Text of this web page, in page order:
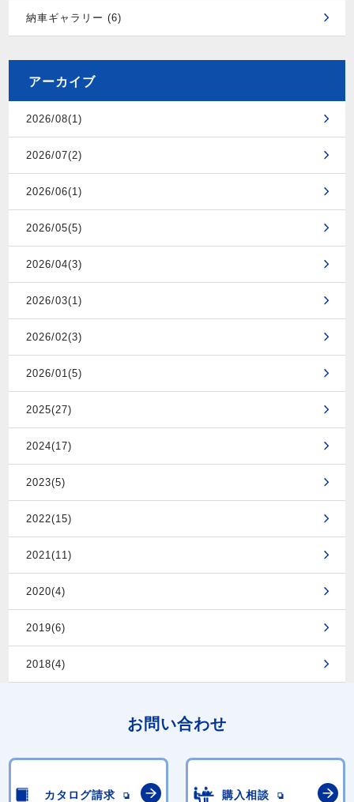
納車ギャラリー (6)
アーカイブ
2026/08(1)
2026/07(2)
2026/06(1)
2026/05(5)
2026/04(3)
2026/03(1)
2026/02(3)
2026/01(5)
2025(27)
2024(17)
2023(5)
2022(15)
2021(11)
2020(4)
2019(6)
2018(4)
お問い合わせ
カタログ請求 購入相談